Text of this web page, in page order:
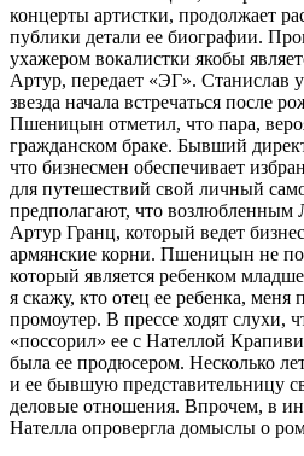
концерты артистки, продолжает
публики детали ее биографии.
ухажером вокалистки якобы
Артур, передает «ЭГ». Станислав
звезда начала встречаться после
Пшеницын отметил, что пара,
гражданском браке. Бывший
что бизнесмен обеспечивает
для путешествий свой личный
предполагают, что
Артур Гранц, который ведет
армянские корни. Пшеницын не
который является ребенком
я скажу, кто отец ее ребенка, меня
промоутер. В прессе ходят слухи,
«поссорил» ее с Нателлой
была ее продюсером. Несколько
и ее бывшую представительницу
деловые отношения. Впрочем, в
Нателла опровергла домыслы о